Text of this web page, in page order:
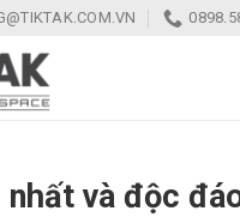
và độc